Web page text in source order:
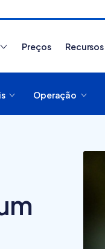
Preços Recursos
Operação